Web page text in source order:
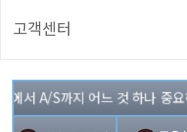
고객센터
서 A/S까지 어느 것 하나 중요